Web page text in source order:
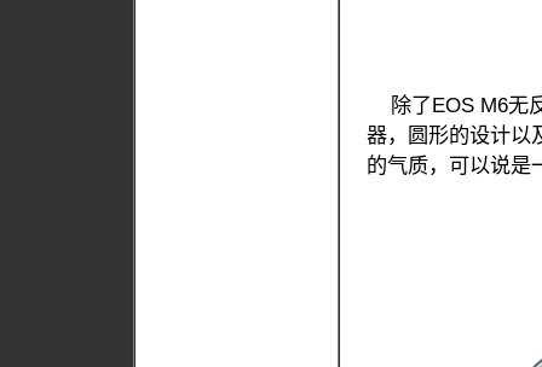
除了EOS M6无
器，圆形的设计以
的气质，可以说是